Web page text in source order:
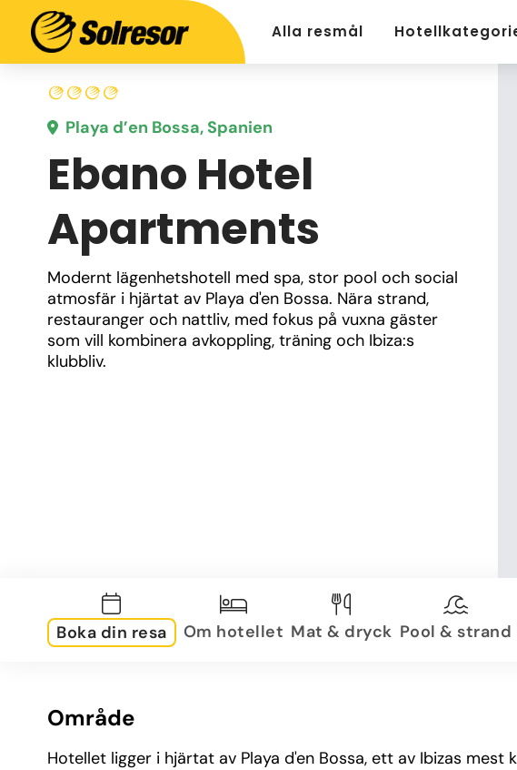
Alla resmål
Playa d’en Bossa, Spanien
Ebano Hotel
Apartments
Modernt lägenhetshotell med spa, stor pool och social
atmosfär i hjärtat av Playa d'en Bossa. Nära strand,
restauranger och nattliv, med fokus på vuxna gäster
som vill kombinera avkoppling, träning och Ibiza:s
klubbliv.
Boka din resa Om hotellet Mat & dryck Pool & strand
Område
Hotellet ligger i hjärtat av Playa d'en Bossa, ett av Ibizas